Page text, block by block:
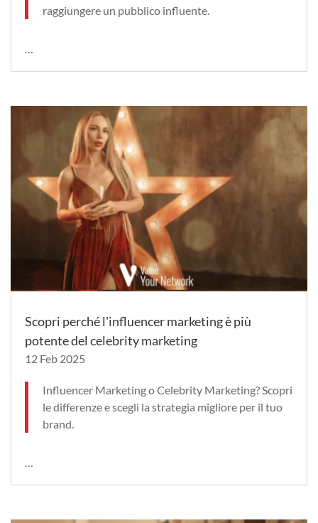
raggiungere un pubblico influente.
…
Scopri perché l'influencer marketing è più
potente del celebrity marketing
12 Feb 2025
Influencer Marketing o Celebrity Marketing? Scopri
le differenze e scegli la strategia migliore per il tuo
brand.
…